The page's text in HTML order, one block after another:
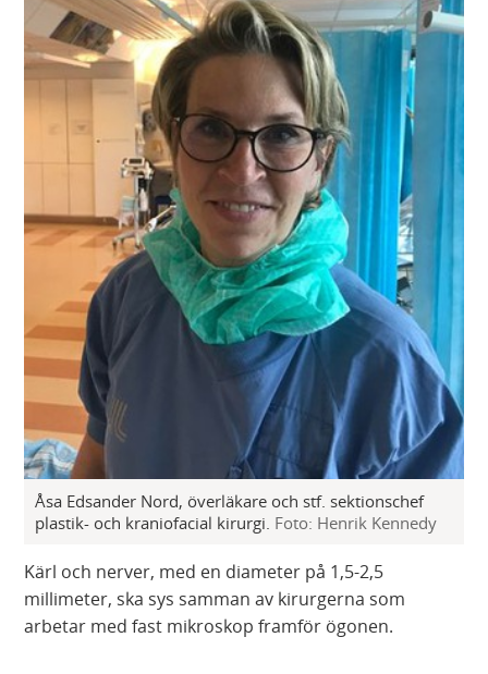
Åsa Edsander Nord, överläkare och stf. sektionschef
plastik- och kraniofacial kirurgi. Foto: Henrik Kennedy
Kärl och nerver, med en diameter på 1,5-2,5
millimeter, ska sys samman av kirurgerna som
arbetar med fast mikroskop framför ögonen.